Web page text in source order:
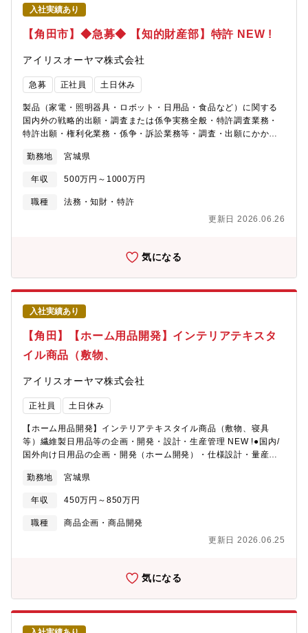
入社実績あり
【角田市】◆急募◆ 【知的財産部】特許 NEW !
アイリスオーヤマ株式会社
急募 正社員 土日休み
製品（家電・照明器具・ロボット・日用品・食品など）に関する
国内外の戦略的出願・調査または係争実務全般・特許調査業務・
特許出願・権利化業務・係争・訴訟業務等・調査・出願にかかる
って、知的財産部の機能拡張を行うため。 特に、心斎橋オフィ
ス、角田オフィスでの特許実務者を募集。≪扱う製品分野≫宮城
（角田オフィス）・・・LED照明、無線照明制御、日用品、大型
家電・食品東京（蒲田オフィス）・・・ 小型家電、デジタル家
電、小型家電・食品≪希望するバックグラウンド≫・通信、電
の実績のある方（必須ではありません）
勤務地 宮城県
年収 500万円～1000万円
職種
法務・知財・特許
更新日 2026.06.26
気になる
入社実績あり
【角田】【ホーム用品開発】インテリアテキスタ
イル商品（敷物、
アイリスオーヤマ株式会社
正社員 土日休み
【ホーム用品開発】インテリアテキスタイル商品（敷物、寝具
等）繊維製日用品等の企画・開発・設計・生産管理 NEW !●国内/
国外向け日用品の企画・開発（ホーム開発）・仕様設計・量産立
可能性のある製品例】繊維製品（寝具・寝装具、マットレス、敷
物、ペット用品、バッグ等）★募集している人材のイメージ・自
分のアイデアを具現化したい方・好奇心を持ち、新しい分野に目
標を持ちチャレンジできる方・量産品に携わることに喜びを感じ
勤務地 宮城県
年収 450万円～850万円
職種
商品企画・商品開発
更新日 2026.06.25
気になる